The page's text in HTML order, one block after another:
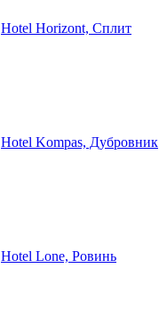
Hotel Horizont, Сплит
Hotel Kompas, Дубровник
Hotel Lone, Ровинь